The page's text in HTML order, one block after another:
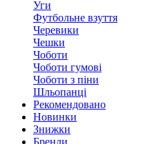
Уги
Футбольне взуття
Черевики
Чешки
Чоботи
Чоботи гумові
Чоботи з піни
Шльопанці
Рекомендовано
Новинки
Знижки
Бренди